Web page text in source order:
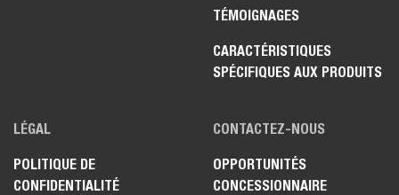
TÉMOIGNAGES
CARACTÉRISTIQUES
SPÉCIFIQUES AUX PRODUITS
LÉGAL
POLITIQUE DE
CONFIDENTIALITÉ
CONTACTEZ-NOUS
OPPORTUNITÉS
CONCESSIONNAIRE